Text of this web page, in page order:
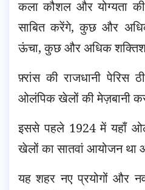
कला कौशल और योग्यता
साबित करेंगे, कुछ और
ऊंचा, कुछ और अधिक
फ़्रांस की राजधानी पेरिस
ओलंपिक खेलों की मेज़बानी
इससे पहले 1924 में यहाँ
खेलों का सातवां आयोजन था
यह शहर नए प्रयोगों और